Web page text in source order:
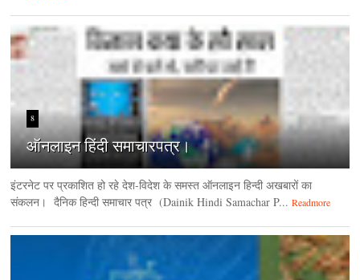
8
ऑनलाइन हिंदी समाचारपत्र।
इंटरनेट पर प्रकाशित हो रहे देश-विदेश के समस्त ऑनलाइन हिन्दी अखबारों का
संकलन। दैनिक हिन्‍दी समाचार पत्र (Dainik Hindi Samachar P... Readmore